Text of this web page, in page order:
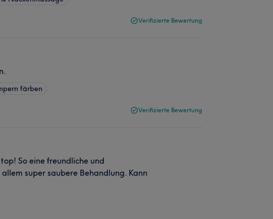
Verifizierte Bewertung
färben
Verifizierte Bewertung
So eine freundliche und
super saubere Behandlung. Kann